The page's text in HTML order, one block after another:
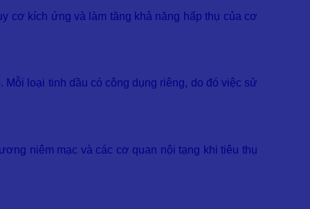
cơ kích ứng và làm tăng khả năng hấp thụ của cơ
loại tinh dầu có công dụng riêng, do đó việc sử
niêm mạc và các cơ quan nội tạng khi tiêu thụ